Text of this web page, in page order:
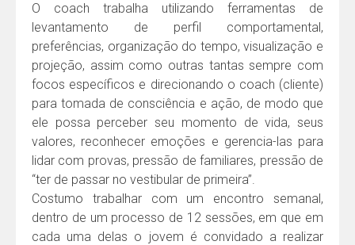
O coach trabalha utilizando ferramentas de
levantamento de perfil comportamental,
preferências, organização do tempo, visualização e
projeção, assim como outras tantas sempre com
focos específicos e direcionando o coach (cliente)
para tomada de consciência e ação, de modo que
ele possa perceber seu momento de vida, seus
valores, reconhecer emoções e gerencia-las para
lidar com provas, pressão de familiares, pressão de
“ter de passar no vestibular de primeira”.
Costumo trabalhar com um encontro semanal,
dentro de um processo de 12 sessões, em que em
cada uma delas o jovem é convidado a realizar